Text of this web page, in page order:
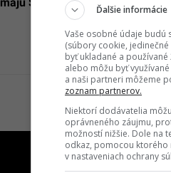
Ďalšie informácie
Vaše osobné údaje budú
(súbory cookie,
byť ukladané a
alebo môžu byť
a naši partneri môžeme
zoznam partnerov.
Niektorí dodávatelia
oprávneného záujmu,
možností nižšie. Dole na
odkaz, pomocou
v nastaveniach ochrany